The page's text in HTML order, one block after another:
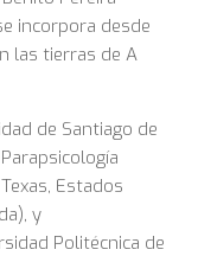
incorpora desde
las tierras de A
de Santiago de
Estados
y
Politécnica de